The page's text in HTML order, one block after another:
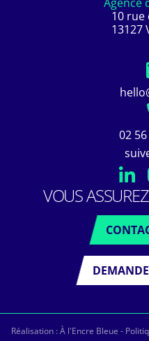
10 rue
13127
02
VOUS
Réalisation :À l'Encre Bleue -